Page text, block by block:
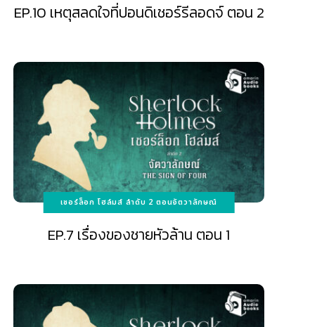
EP.10 เหตุสลดใจที่ปอนดิเชอร์รีลอดจ์ ตอน 2
เชอร์ล็อก โฮล์มส์ ลำดับ 2 ตอนจัตวาลักษณ์
EP.7 เรื่องของชายหัวล้าน ตอน 1